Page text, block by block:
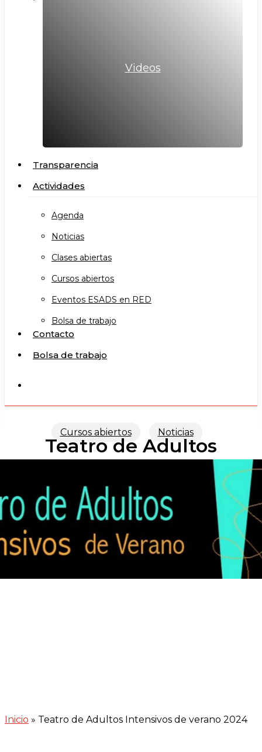
Videos
Transparencia
Actividades
Agenda
Noticias
Clases abiertas
Cursos abiertos
Eventos ESADS en RED
Bolsa de trabajo
Contacto
Bolsa de trabajo
Cursos abiertos Noticias
Teatro de Adultos
Intensivos de verano 2024
Inicio » Teatro de Adultos Intensivos de verano 2024